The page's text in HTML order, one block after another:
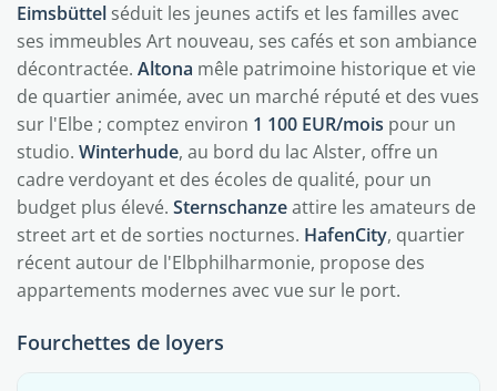
Eimsbüttel séduit les jeunes actifs et les familles avec
ses immeubles Art nouveau, ses cafés et son ambiance
décontractée. Altona mêle patrimoine historique et vie
de quartier animée, avec un marché réputé et des vues
sur l'Elbe ; comptez environ 1 100 EUR/mois pour un
studio. Winterhude, au bord du lac Alster, offre un
cadre verdoyant et des écoles de qualité, pour un
budget plus élevé. Sternschanzeattire les amateurs de
street art et de sorties nocturnes. HafenCity, quartier
récent autour de l'Elbphilharmonie, propose des
appartements modernes avec vue sur le port.
Fourchettes de loyers